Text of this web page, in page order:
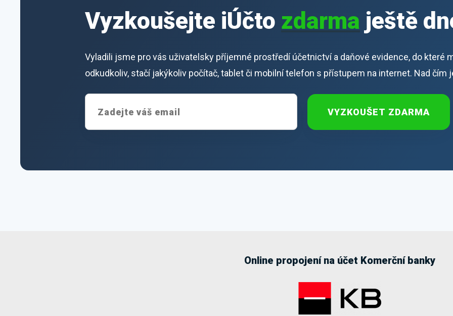
Vyzkoušejte iÚčto zdarma ještě
Vyladili jsme pro vás uživatelsky příjemné prostředí účetnictví a daňové evidence, do které
odkudkoliv, stačí jakýkoliv počítač, tablet či mobilní telefon s přístupem na internet. Nad čím
VYZKOUŠET ZDARMA
Online propojení na účet Komerční banky